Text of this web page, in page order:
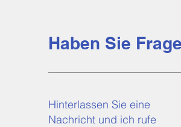
Haben Sie
Hinterlassen Sie eine
Nachricht und ich rufe